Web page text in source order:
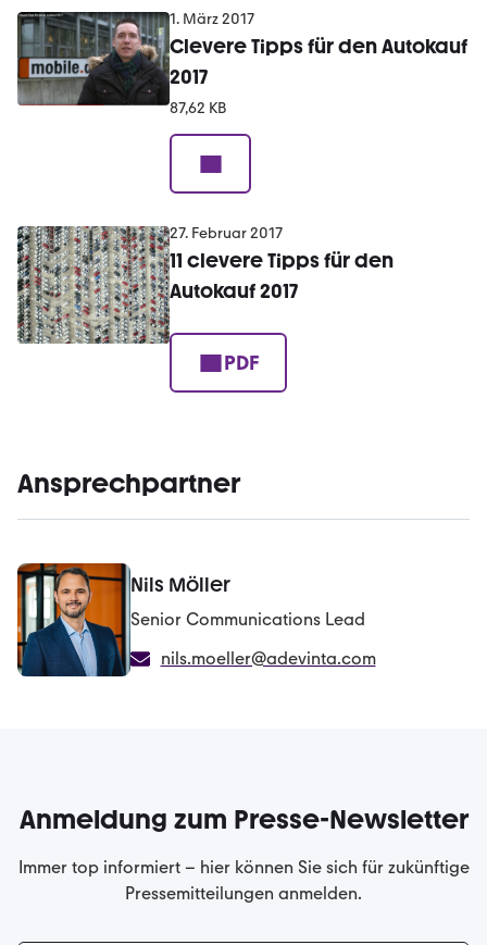
1. März 2017
Clevere Tipps für den Autokauf
2017
87,62 KB
27. Februar 2017
11 clevere Tipps für den
Autokauf 2017
PDF
Ansprechpartner
Nils Möller
Senior Communications Lead
nils.moeller@adevinta.com
Anmeldung zum Presse-Newsletter
Immer top informiert – hier können Sie sich für zukünftige
Pressemitteilungen anmelden.